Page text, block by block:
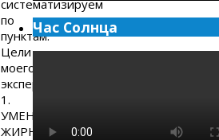
систематизируем
по
пунктам.
Цели
моего
эксперимента:
1.
УМЕНЬШИТЬ
ЖИРНОСТЬ
Час Солнца